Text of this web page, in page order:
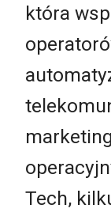
która
Tech,